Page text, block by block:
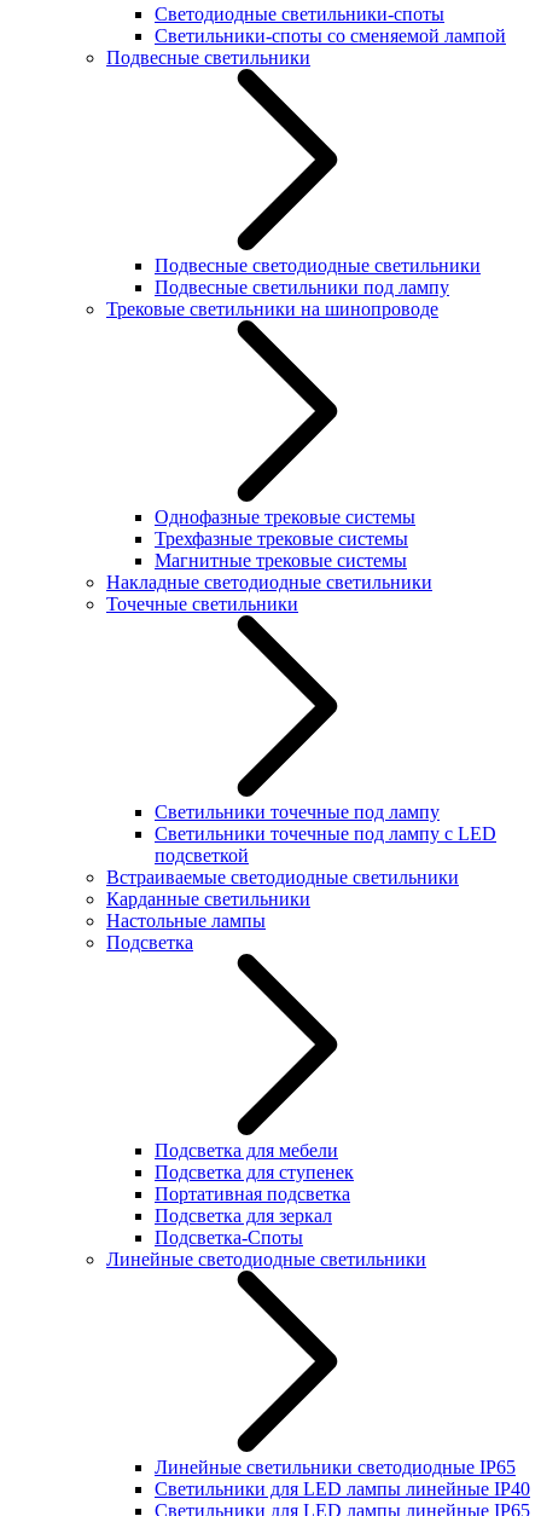
Светодиодные светильники-споты
Светильники-споты со сменяемой лампой
Подвесные светильники
Подвесные светодиодные светильники
Подвесные светильники под лампу
Трековые светильники на шинопроводе
Однофазные трековые системы
Трехфазные трековые системы
Магнитные трековые системы
Накладные светодиодные светильники
Точечные светильники
Светильники точечные под лампу
Светильники точечные под лампу с LED
подсветкой
Встраиваемые светодиодные светильники
Карданные светильники
Настольные лампы
Подсветка
Подсветка для мебели
Подсветка для ступенек
Портативная подсветка
Подсветка для зеркал
Подсветка-Споты
Линейные светодиодные светильники
Линейные светильники светодиодные IP65
Светильники для LED лампы линейные IP40
Светильники для LED лампы линейные IP65